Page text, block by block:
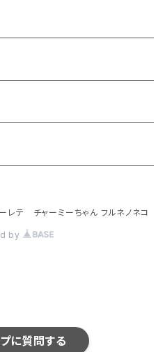
に質問する
ャリー)
テ チャーミーちゃん フルネノネコ
by